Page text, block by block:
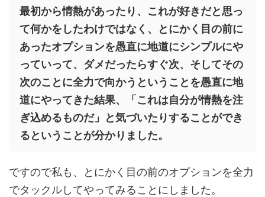
最初から情熱があったり、これが好きだと思っ
て何かをしたわけではなく、とにかく目の前に
あったオプションを愚直に地道にシンプルにや
っていって、ダメだったらすぐ次、そしてその
次のことに全力で向かうということを愚直に地
道にやってきた結果、「これは自分が情熱を注
ぎ込めるものだ」と気づいたりすることができ
るということが分かりました。
ですので私も、とにかく目の前のオプションを全力
でタックルしてやってみることにしました。